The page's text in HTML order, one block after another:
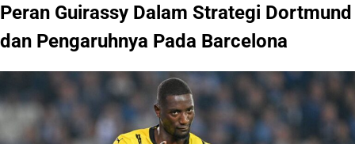
Peran Guirassy Dalam Strategi Dortmund
dan Pengaruhnya Pada Barcelona